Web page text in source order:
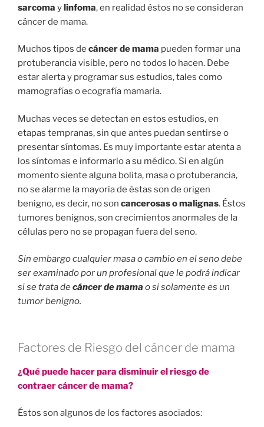
sarcoma ylinfoma, en realidad éstos no se consideran
cáncer de mama.
Muchos tipos de cáncer de mama pueden formar una
protuberancia visible, pero no todos lo hacen. Debe
estar alerta y programar sus estudios, tales como
mamografías o ecografía mamaria.
Muchas veces se detectan en estos estudios, en
etapas tempranas, sin que antes puedan sentirse o
presentar síntomas. Es muy importante estar atenta a
los síntomas e informarlo a su médico. Si en algún
momento siente alguna bolita, masa o protuberancia,
no se alarme la mayoría de éstas son de origen
benigno, es decir, no son cancerosas o malignas. Éstos
tumores benignos, son crecimientos anormales de la
células pero no se propagan fuera del seno.
Sin embargo cualquier masa o cambio en el seno debe
ser examinado por un profesional que le podrá indicar
si se trata decáncer de mama o si solamente es un
tumor benigno.
Factores de Riesgo del cáncer de mama
¿Qué puede hacer para disminuir el riesgo de
contraer cáncer de mama?
Éstos son algunos de los factores asociados: